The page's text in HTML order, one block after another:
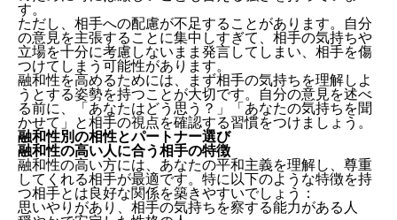
す。
ただし、相手への配慮が不足することがあります。自分
の意見を主張することに集中しすぎて、相手の気持ちや
立場を十分に考慮しないまま発言してしまい、相手を傷
つけてしまう可能性があります。
融和性を高めるためには、まず相手の気持ちを理解しよ
うとする姿勢を持つことが大切です。自分の意見を述べ
る前に、「あなたはどう思う？」「あなたの気持ちを聞
かせて」と相手の視点を確認する習慣をつけましょう。
融和性別の相性とパートナー選び
融和性の高い人に合う相手の特徴
融和性の高い方には、あなたの平和主義を理解し、尊重
してくれる相手が最適です。特に以下のような特徴を持
つ相手とは良好な関係を築きやすいでしょう：
思いやりがあり、相手の気持ちを察する能力がある人